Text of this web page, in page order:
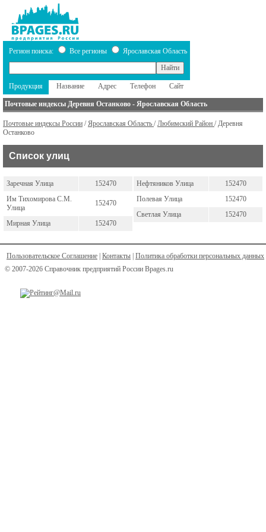
Регион поиска: Все регионы Ярославская Область
Продукция Название Адрес Телефон Сайт
Почтовые индексы Деревня Останково - Ярославская Область
Почтовые индексы России /Ярославская Область /Любимский Район / Деревня
Останково
Список улиц
Заречная Улица
152470
Им Тихомирова С.М.
Улица
152470
Мирная Улица 152470
Нефтяников Улица
152470
Полевая Улица
152470
Светлая Улица
152470
Пользовательское Соглашение | Контакты | Политика обработки персональных данных
© 2007-2026 Справочник предприятий России Bpages.ru